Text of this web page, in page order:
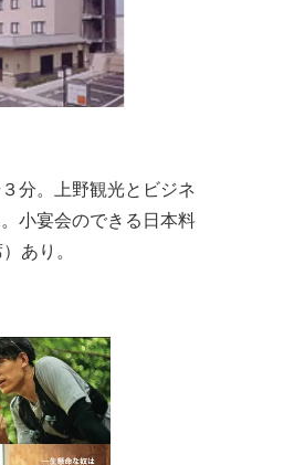
分。上野観光とビジネ
小宴会のできる日本料
あり。